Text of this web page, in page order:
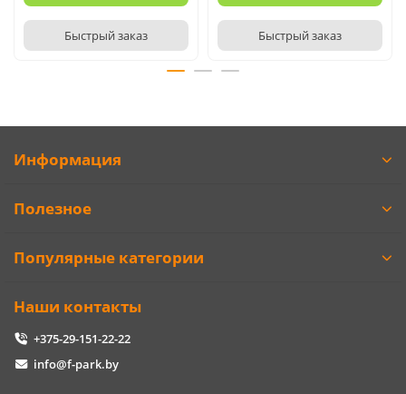
Быстрый заказ Быстрый заказ
Информация
Полезное
Популярные категории
Наши контакты
+375-29-151-22-22
info@f-park.by